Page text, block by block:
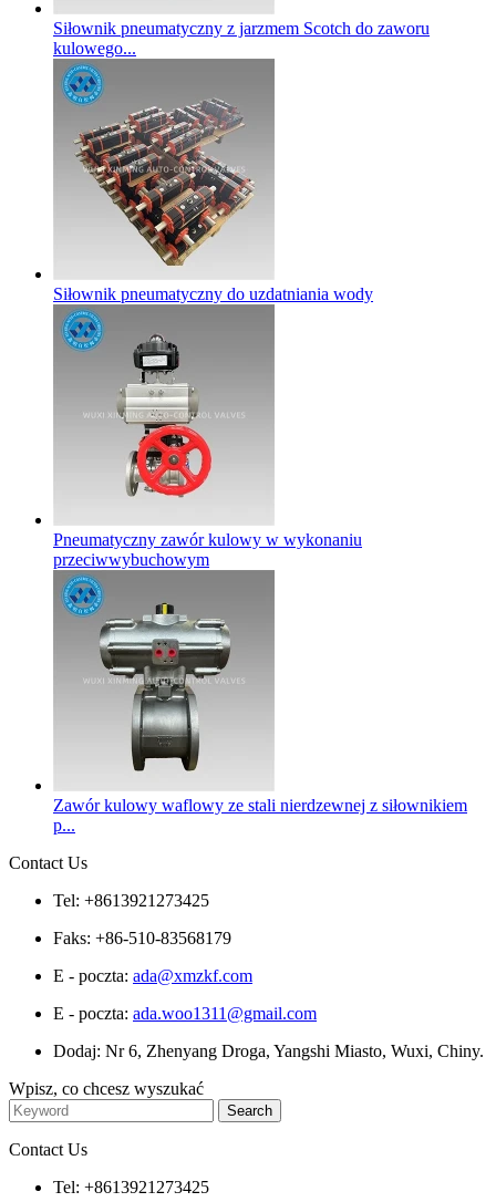
Siłownik pneumatyczny z jarzmem Scotch do zaworu
kulowego...
Siłownik pneumatyczny do uzdatniania wody
Pneumatyczny zawór kulowy w wykonaniu
przeciwwybuchowym
Zawór kulowy waflowy ze stali nierdzewnej z siłownikiem
p...
Contact Us
Tel: +8613921273425
Faks: +86-510-83568179
E - poczta: ada@xmzkf.com
E - poczta: ada.woo1311@gmail.com
Dodaj: Nr 6, Zhenyang Droga, Yangshi Miasto, Wuxi, Chiny.
Wpisz, co chcesz wyszukać
Contact Us
Tel: +8613921273425